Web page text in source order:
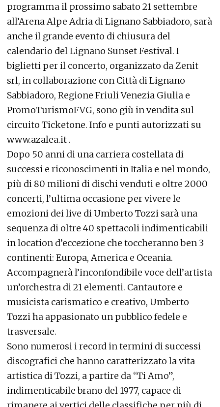
programma il prossimo sabato 21 settembre
all’Arena Alpe Adria di Lignano Sabbiadoro, sarà
anche il grande evento di chiusura del
calendario del Lignano Sunset Festival. I
biglietti per il concerto, organizzato da Zenit
srl, in collaborazione con Città di Lignano
Sabbiadoro, Regione Friuli Venezia Giulia e
PromoTurismoFVG, sono giù in vendita sul
circuito Ticketone. Info e punti autorizzati su
www.azalea.it .
Dopo 50 anni di una carriera costellata di
successi e riconoscimenti in Italia e nel mondo,
più di 80 milioni di dischi venduti e oltre 2000
concerti, l’ultima occasione per vivere le
emozioni dei live di Umberto Tozzi sarà una
sequenza di oltre 40 spettacoli indimenticabili
in location d’eccezione che toccheranno ben 3
continenti: Europa, America e Oceania.
Accompagnerà l’inconfondibile voce dell’artista
un’orchestra di 21 elementi. Cantautore e
musicista carismatico e creativo, Umberto
Tozzi ha appasionato un pubblico fedele e
trasversale.
Sono numerosi i record in termini di successi
discografici che hanno caratterizzato la vita
artistica di Tozzi, a partire da “Ti Amo”,
indimenticabile brano del 1977, capace di